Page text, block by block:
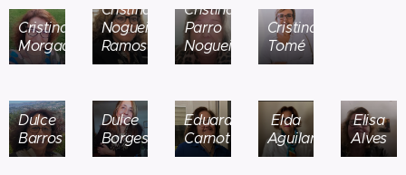
Cristina
Morgado
Cristina
Nogueira
Ramos
Cristina
Parro
Nogueira
Cristina
Tomé
Dulce
Barros
Dulce
Borges
Eduarda
Carnot
Elda
Aguilar
Elisa
Alves